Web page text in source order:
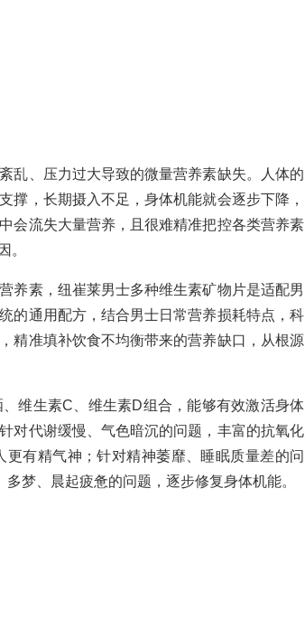
乱、压力过大导致的微量营养素缺失。人体的
撑，长期摄入不足，身体机能就会逐步下降，
会流失大量营养，且很难精准把控各类营养素
。
养素，纽崔莱男士多种维生素矿物片是适配男
的通用配方，结合男士日常营养损耗特点，科
精准填补饮食不均衡带来的营养缺口，从根源
维生素C、维生素D组合，能够有效激活身体
对代谢缓慢、气色暗沉的问题，丰富的抗氧化
有精气神；针对精神萎靡、睡眠质量差的问
梦、晨起疲惫的问题，逐步修复身体机能。